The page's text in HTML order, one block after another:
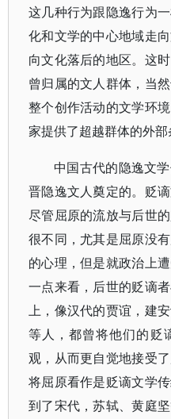
这几种行为跟隐逸行为
化和文学的中心地域走
向文化落后的地区。这
曾归属的文人群体，当
整个创作活动的文学环
家提供了超越群体的外部
中国古代的隐逸文
晋隐逸文人奠定的。贬
尽管屈原的流放与后世
很不同，尤其是屈原没
的心理，但是就政治上
一点来看，后世的贬谪
上，像汉代的贾谊，建
等人，都曾将他们的贬
观，从而更自觉地接受
将屈原看作是贬谪文学
到了宋代，苏轼、黄庭